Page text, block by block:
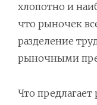
хлопотно и
что рыночек
разделение
рыночными
Что